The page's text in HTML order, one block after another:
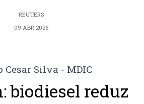
REUTERS
09 ABR 2026
biodiesel reduz